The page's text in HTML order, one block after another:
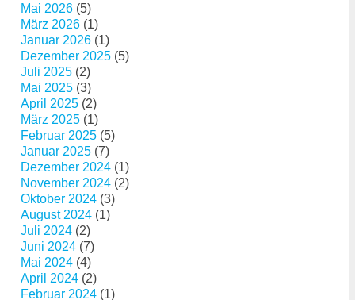
Mai 2026 (5)
März 2026 (1)
Januar 2026 (1)
Dezember 2025 (5)
Juli 2025 (2)
Mai 2025 (3)
April 2025 (2)
März 2025 (1)
Februar 2025 (5)
Januar 2025 (7)
Dezember 2024 (1)
November 2024 (2)
Oktober 2024 (3)
August 2024 (1)
Juli 2024 (2)
Juni 2024 (7)
Mai 2024 (4)
April 2024 (2)
Februar 2024 (1)